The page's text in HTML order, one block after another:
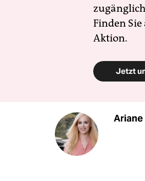
Finden
Aktion.
Jetzt
Ariane